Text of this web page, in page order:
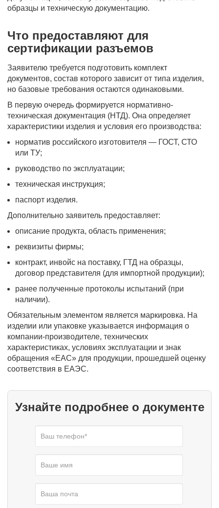
образцы и техническую документацию.
Что предоставляют для
сертификации разъемов
Заявителю требуется подготовить комплект
документов, состав которого зависит от типа изделия,
но базовые требования остаются одинаковыми.
В первую очередь формируется нормативно-
техническая документация (НТД). Она определяет
характеристики изделия и условия его производства:
норматив российского изготовителя — ГОСТ, СТО
или ТУ;
руководство по эксплуатации;
техническая инструкция;
паспорт изделия.
Дополнительно заявитель предоставляет:
описание продукта, область применения;
реквизиты фирмы;
контракт, инвойс на поставку, ГТД на образцы,
договор представителя (для импортной продукции);
ранее полученные протоколы испытаний (при
наличии).
Обязательным элементом является маркировка. На
изделии или упаковке указывается информация о
компании-производителе, технических
характеристиках, условиях эксплуатации и знак
обращения «ЕАС» для продукции, прошедшей оценку
соответствия в ЕАЭС.
Узнайте подробнее о документе